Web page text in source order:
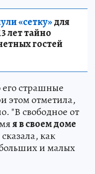
«сетку»для
лет тайно
гостей
страшные
этом отметила,
"В свободное от
я в своем доме
как
и малых